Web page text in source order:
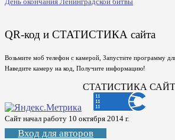
QR-код и СТАТИСТИКА сайта
Возьмите моб телефон с камерой, Запустите программу
Наведите камеру на код, Получите информацию!
СТАТИСТИКА
Сайт начал работу 10 октября 2014 г.
Вход для авторов